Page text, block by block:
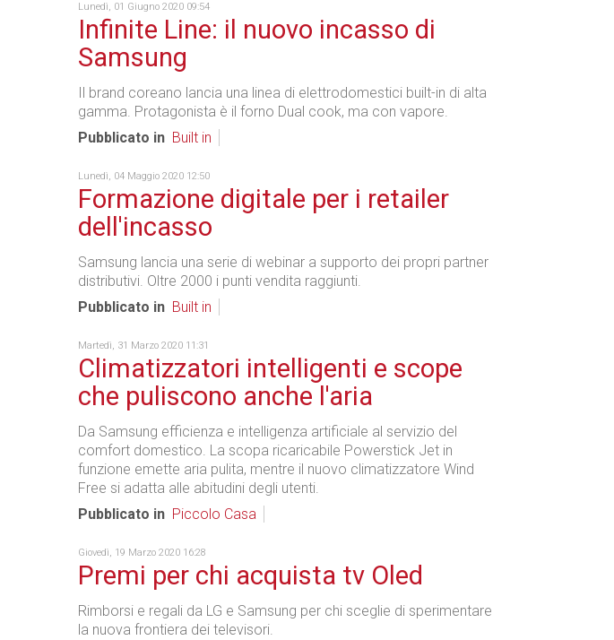
Lunedì, 01 Giugno 2020 09:54
Infinite Line: il nuovo incasso di
Samsung
Il brand coreano lancia una linea di elettrodomestici built-in di alta
gamma. Protagonista è il forno Dual cook, ma con vapore.
Pubblicato in Built in
Lunedì, 04 Maggio 2020 12:50
Formazione digitale per i retailer
dell'incasso
Samsung lancia una serie di webinar a supporto dei propri partner
distributivi. Oltre 2000 i punti vendita raggiunti.
Pubblicato in Built in
Martedì, 31 Marzo 2020 11:31
Climatizzatori intelligenti e scope
che puliscono anche l'aria
Da Samsung efficienza e intelligenza artificiale al servizio del
comfort domestico. La scopa ricaricabile Powerstick Jet in
funzione emette aria pulita, mentre il nuovo climatizzatore Wind
Free si adatta alle abitudini degli utenti.
Pubblicato in Piccolo Casa
Giovedì, 19 Marzo 2020 16:28
Premi per chi acquista tv Oled
Rimborsi e regali da LG e Samsung per chi sceglie di sperimentare
la nuova frontiera dei televisori.